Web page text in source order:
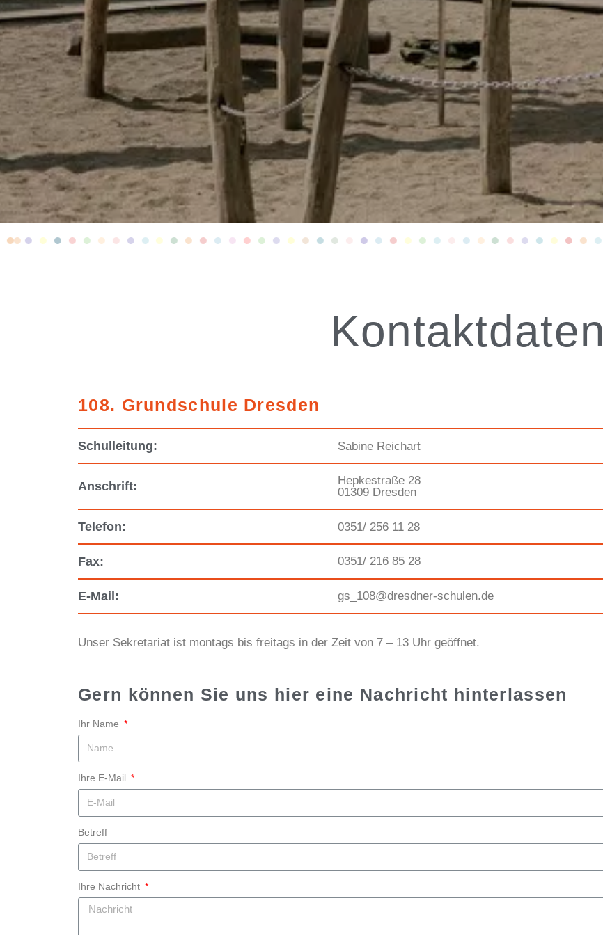
Kontaktdaten
108. Grundschule Dresden
Schulleitung: Sabine Reichart
Anschrift:
Hepkestraße 28
01309 Dresden
Telefon: 0351/ 256 11 28
Fax: 0351/ 216 85 28
E-Mail: gs_108@dresdner-schulen.de
Unser Sekretariat ist montags bis freitags in der Zeit von 7 – 13 Uhr geöffnet.
Gern können Sie uns hier eine Nachricht hinterlassen
Ihr Name
Ihre E-Mail
Betreff
Ihre Nachricht